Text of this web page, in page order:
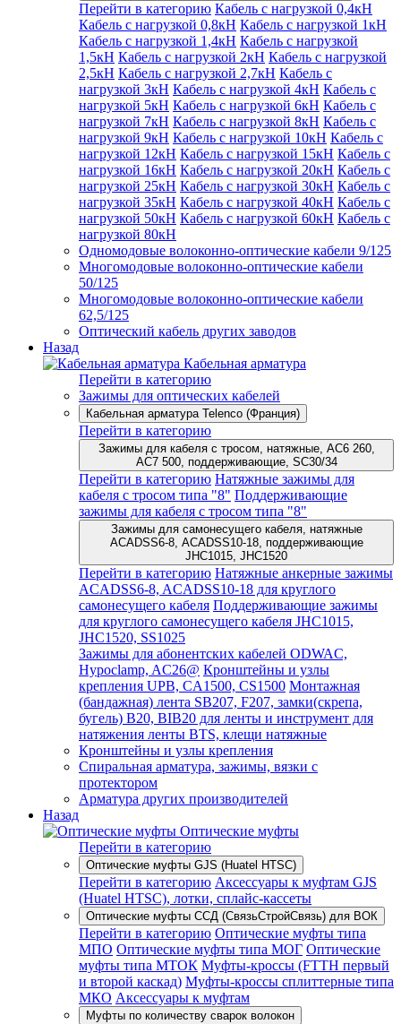
Перейти в категорию Кабель с нагрузкой 0,4кН
Кабель с нагрузкой 0,8кН Кабель с нагрузкой 1кН
Кабель с нагрузкой 1,4кН Кабель с нагрузкой
1,5кН Кабель с нагрузкой 2кН Кабель с нагрузкой
2,5кН Кабель с нагрузкой 2,7кН Кабель с
нагрузкой 3кН Кабель с нагрузкой 4кН Кабель с
нагрузкой 5кН Кабель с нагрузкой 6кН Кабель с
нагрузкой 7кН Кабель с нагрузкой 8кН Кабель с
нагрузкой 9кН Кабель с нагрузкой 10кН Кабель с
нагрузкой 12кН Кабель с нагрузкой 15кН Кабель с
нагрузкой 16кН Кабель с нагрузкой 20кН Кабель с
нагрузкой 25кН Кабель с нагрузкой 30кН Кабель с
нагрузкой 35кН Кабель с нагрузкой 40кН Кабель с
нагрузкой 50кН Кабель с нагрузкой 60кН Кабель с
нагрузкой 80кН
Одномодовые волоконно-оптические кабели 9/125
Многомодовые волоконно-оптические кабели
50/125
Многомодовые волоконно-оптические кабели
62,5/125
Оптический кабель других заводов
Назад
Кабельная арматура
Перейти в категорию
Зажимы для оптических кабелей
Кабельная арматура Telenco (Франция)
Перейти в категорию
Зажимы для кабеля с тросом, натяжные, AC6 260,
AC7 500, поддерживающие, SC30/34
Перейти в категорию Натяжные зажимы для
кабеля с тросом типа "8" Поддерживающие
зажимы для кабеля с тросом типа "8"
Зажимы для самонесущего кабеля, натяжные
ACADSS6-8, ACADSS10-18, поддерживающие
JHC1015, JHC1520
Перейти в категорию Натяжные анкерные зажимы
ACADSS6-8, ACADSS10-18 для круглого
самонесущего кабеля Поддерживающие зажимы
для круглого самонесущего кабеля JHC1015,
JHC1520, SS1025
Зажимы для абонентских кабелей ODWAC,
Hypoclamp, AC26@ Кронштейны и узлы
крепления UPB, CA1500, CS1500 Монтажная
(бандажная) лента SB207, F207, замки(скрепа,
бугель) B20, BIB20 для ленты и инструмент для
натяжения ленты BTS, клещи натяжные
Кронштейны и узлы крепления
Спиральная арматура, зажимы, вязки с
протектором
Арматура других производителей
Назад
Оптические муфты
Перейти в категорию
Оптические муфты GJS (Huatel HTSC)
Перейти в категорию Аксессуары к муфтам GJS
(Huatel HTSC), лотки, сплайс-кассеты
Оптические муфты ССД (СвязьСтройСвязь) для ВОК
Перейти в категорию Оптические муфты типа
МПО Оптические муфты типа МОГ Оптические
муфты типа МТОК Муфты-кроссы (FTTH первый
и второй каскад) Муфты-кроссы сплиттерные типа
МКО Аксессуары к муфтам
Муфты по количеству сварок волокон